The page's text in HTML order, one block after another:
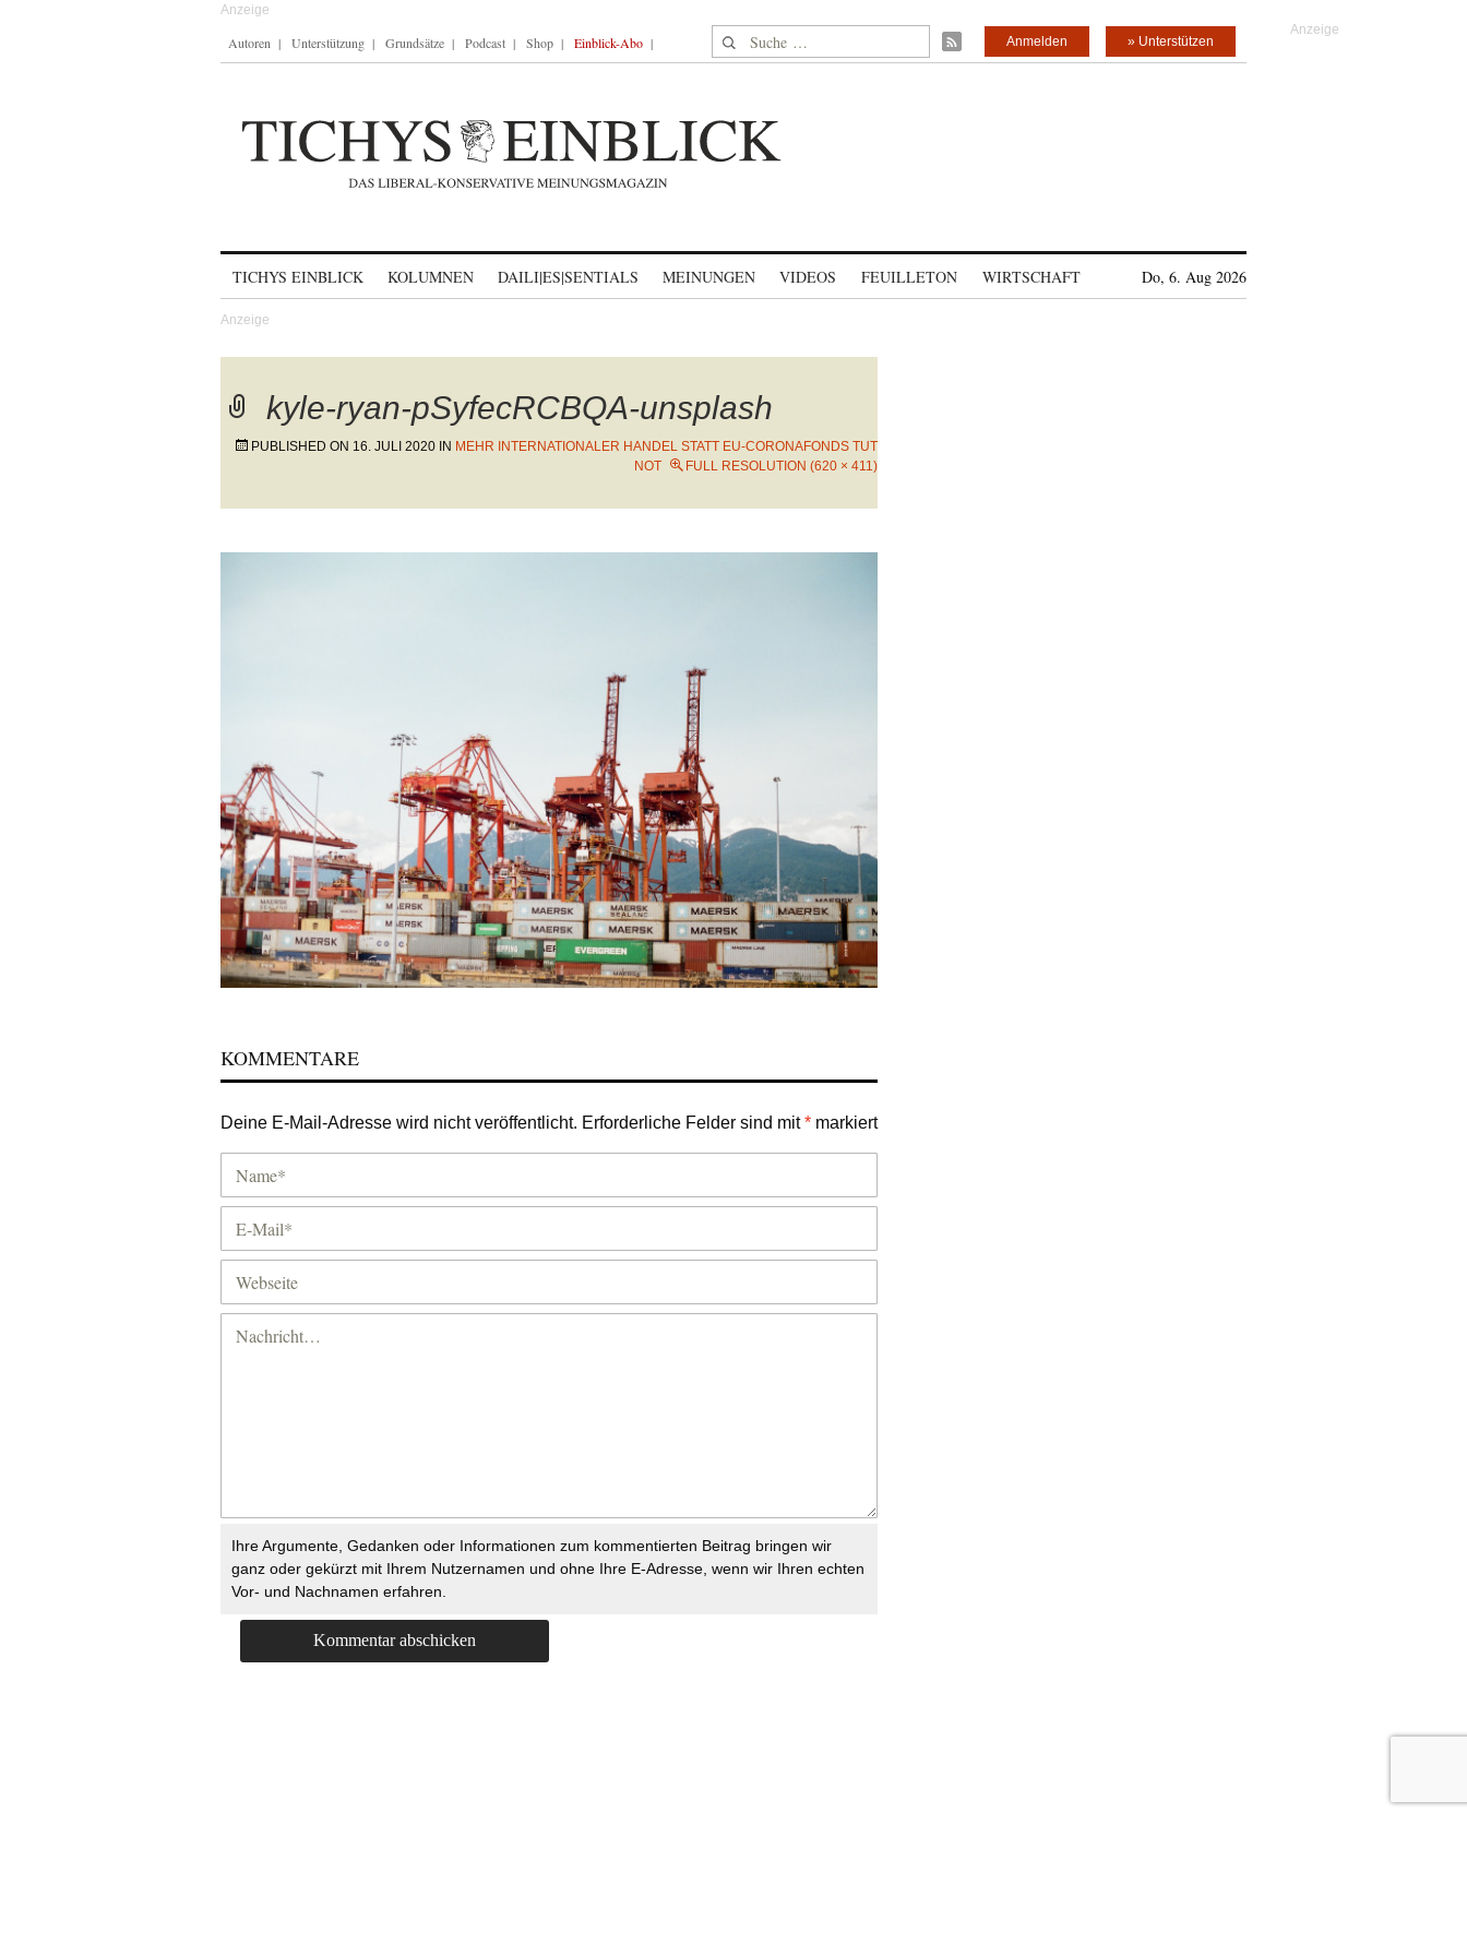
Autoren Unterstützung Grundsätze Podcast Shop Einblick-Abo Suche nach: » Unterstützen
Anmelden
TICHYS EINBLICK KOLUMNEN DAILI|ES|SENTIALS MEINUNGEN VIDEOS FEUILLETON WIRTSCHAFT Do, 6. Aug 2026
kyle-ryan-pSyfecRCBQA-unsplash
PUBLISHED ON 16. JULI 2020 IN MEHR INTERNATIONALER HANDEL STATT EU-CORONAFONDS TUT
NOT
FULL RESOLUTION (620 × 411)
KOMMENTARE
Deine E-Mail-Adresse wird nicht veröffentlicht. Erforderliche Felder sind mit* markiert
Ihre Argumente, Gedanken oder Informationen zum kommentierten Beitrag bringen wir
ganz oder gekürzt mit Ihrem Nutzernamen und ohne Ihre E-Adresse, wenn wir Ihren echten
Vor- und Nachnamen erfahren.